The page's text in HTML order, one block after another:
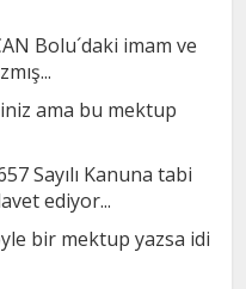
Bolu´daki imam ve
ama bu mektup
Sayılı Kanuna tabi
ediyor...
bir mektup yazsa idi